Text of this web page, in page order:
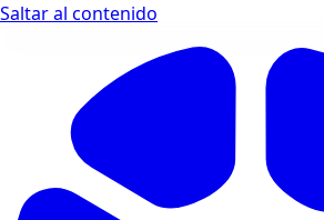
Saltar al contenido